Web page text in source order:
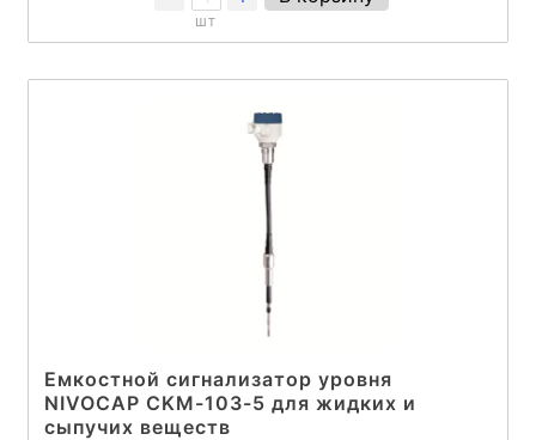
шт
Емкостной сигнализатор уровня
NIVOCAP CKM-103-5 для жидких и
сыпучих веществ